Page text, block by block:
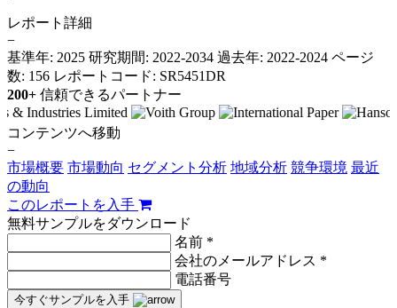
レポート詳細
−
基準年: 2025 研究期間: 2022-2034 過去年: 2022-2024 ページ
数: 156 レポートコード: SR5451DR
200+ 信頼できるパートナー
コンテンツへ移動
−
市場概要 市場動向 セグメント分析 地域分析 競争環境 最近
の動向
このレポートを入手
無料サンプルをダウンロード
名前 *
会社のメールアドレス *
電話番号
今すぐサンプルを入手